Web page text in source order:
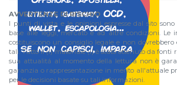
AVVERTENZE DI RISCHIO
I punti di vista e le opinioni espresse dal sito
base alle leggi, mercato e ad altre condizioni. Le
costituiscono un consiglio legale e non dovrebbero
tali. Tutto il (i) materiale (i) è stato ottenuto da fonti
sua attualitá al momento della lettura non è
garanzia o rappresentazione in merito all'attuale
per le decisioni basate su tali informazioni.